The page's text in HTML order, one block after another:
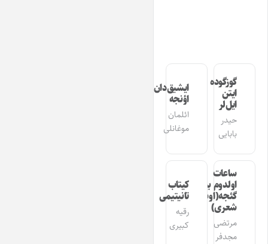
گوزگوده
ایتن
ایل‌لر
حیدر
بابایی
ایشیق‌دان
اؤنجه
ائلمان
موغانلی
ساعات
اولدوم بیر
گئجه(اوشاق
شعری)
مرتضی
مجدفر
کیتاب
تانیتیمی
رقیه
کبیری